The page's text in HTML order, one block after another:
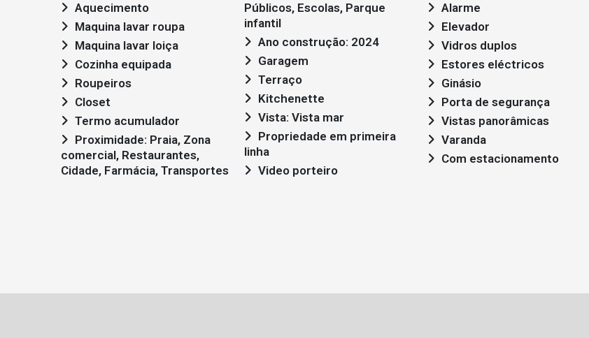
Aquecimento
Maquina lavar roupa
Maquina lavar loiça
Cozinha equipada
Roupeiros
Closet
Termo acumulador
comercial, Restaurantes,
Cidade, Farmácia, Transportes
Públicos, Escolas, Parque
infantil
Ano construção: 2024
Garagem
Terraço
Kitchenette
Vista: Vista mar
linha
Video porteiro
Alarme
Elevador
Vidros duplos
Estores eléctricos
Ginásio
Porta de segurança
Vistas panorâmicas
Varanda
Com estacionamento